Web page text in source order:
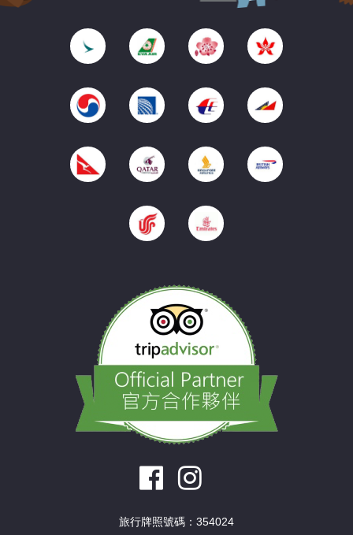
旅行牌照號碼：354024